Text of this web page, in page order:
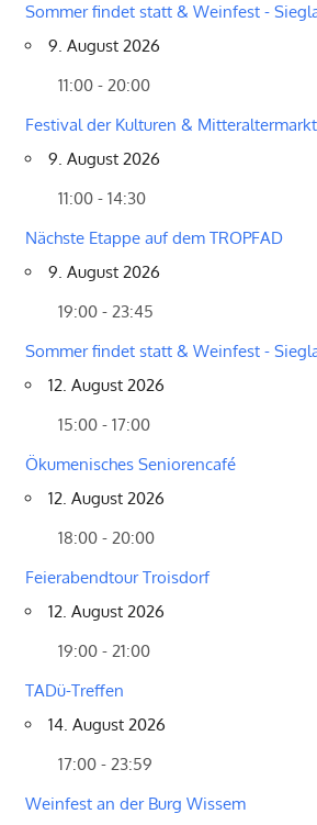
Sommer findet statt & Weinfest -
9. August 2026
11:00 - 20:00
Festival der Kulturen & Mitteraltermarkt
9. August 2026
11:00 - 14:30
Nächste Etappe auf dem TROPFAD
9. August 2026
19:00 - 23:45
Sommer findet statt & Weinfest -
12. August 2026
15:00 - 17:00
Ökumenisches Seniorencafé
12. August 2026
18:00 - 20:00
Feierabendtour Troisdorf
12. August 2026
19:00 - 21:00
TADü-Treffen
14. August 2026
17:00 - 23:59
Weinfest an der Burg Wissem